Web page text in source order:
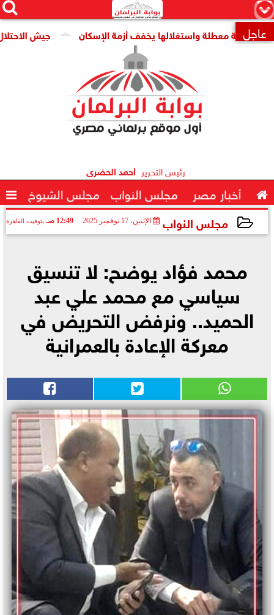
×


 عاجل جيش الاحتلال: مقتل جنديين معطلة واستغلالها يخفف أزمة الإسكان
رئيس التحرير أحمد الحضرى
 أخبار مصر مجلس النواب مجلس الشيوخ 
مجلس النواب الإثنين، 17 نوفمبر 2025 12:49 صـ بتوقيت القاهرة
محمد فؤاد يوضح: لا تنسيق
سياسي مع محمد علي عبد
الحميد.. ونرفض التحريض في
معركة الإعادة بالعمرانية